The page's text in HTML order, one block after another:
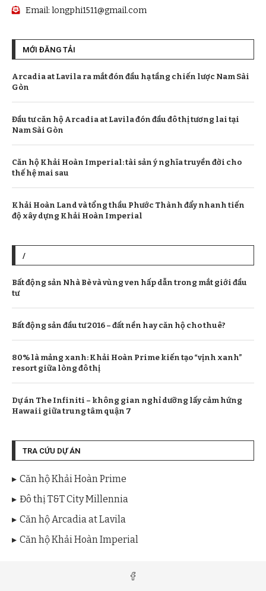
Email: longphi1511@gmail.com
MỚI ĐĂNG TẢI
Arcadia at Lavila ra mắt đón đầu hạ tầng chiến lược Nam Sài
Gòn
Đầu tư căn hộ Arcadia at Lavila đón đầu đô thị tương lai tại
Nam Sài Gòn
Căn hộ Khải Hoàn Imperial: tài sản ý nghĩa truyền đời cho
thế hệ mai sau
Khải Hoàn Land và tổng thầu Phước Thành đẩy nhanh tiến
độ xây dựng Khải Hoàn Imperial
/
Bất động sản Nhà Bè và vùng ven hấp dẫn trong mắt giới đầu
tư
Bất động sản đầu tư 2016 – đất nền hay căn hộ cho thuê?
80% là mảng xanh: Khải Hoàn Prime kiến tạo “vịnh xanh”
resort giữa lòng đô thị
Dự án The Infiniti – không gian nghỉ dưỡng lấy cảm hứng
Hawaii giữa trung tâm quận 7
TRA CỨU DỰ ÁN
Căn hộ Khải Hoàn Prime
Đô thị T&T City Millennia
Căn hộ Arcadia at Lavila
Căn hộ Khải Hoàn Imperial